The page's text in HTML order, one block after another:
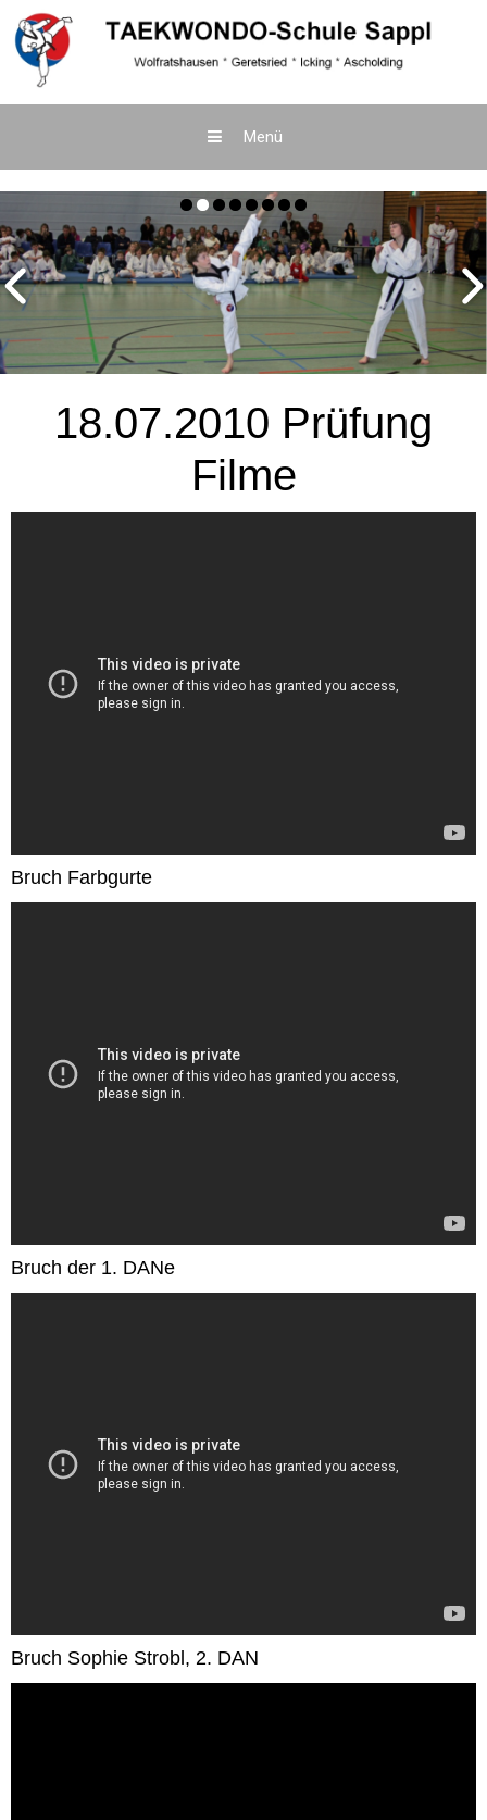
Zum
springen
Menü
18.07.2010 Prüfung
Filme
Bruch Farbgurte
Bruch der 1. DANe
Bruch Sophie Strobl, 2. DAN